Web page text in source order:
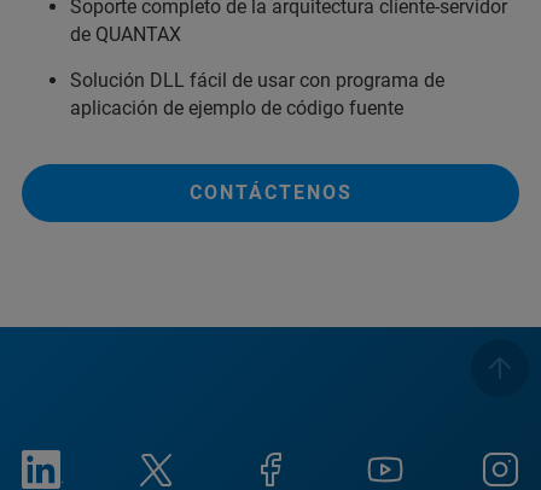
Soporte completo de la arquitectura cliente-servidor
de QUANTAX
Solución DLL fácil de usar con programa de
aplicación de ejemplo de código fuente
CONTÁCTENOS